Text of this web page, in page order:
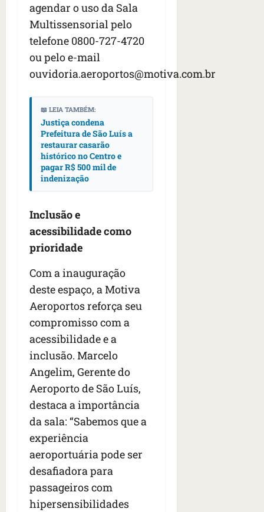
agendar o uso da Sala
Multissensorial pelo
telefone 0800-727-4720
ou pelo e-mail
ouvidoria.aeroportos@motiva.com.br
📖 LEIA TAMBÉM:
Justiça condena
Prefeitura de São Luís a
restaurar casarão
histórico no Centro e
pagar R$ 500 mil de
indenização
Inclusão e
acessibilidade como
prioridade
Com a inauguração
deste espaço, a Motiva
Aeroportos reforça seu
compromisso com a
acessibilidade e a
inclusão. Marcelo
Angelim, Gerente do
Aeroporto de São Luís,
destaca a importância
da sala: “Sabemos que a
experiência
aeroportuária pode ser
desafiadora para
passageiros com
hipersensibilidades